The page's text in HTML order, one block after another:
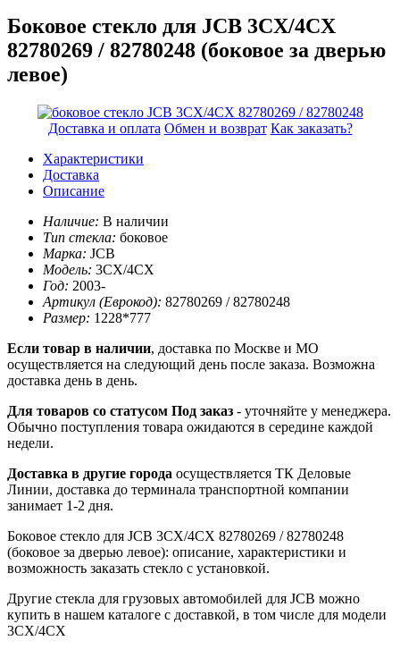
Боковое стекло для JCB 3CX/4CX
82780269 / 82780248 (боковое за дверью
левое)
Доставка и оплата Обмен и возврат Как заказать?
Характеристики
Доставка
Описание
Наличие: В наличии
Тип стекла: боковое
Марка: JCB
Модель: 3CX/4CX
Год: 2003-
Артикул (Еврокод): 82780269 / 82780248
Размер: 1228*777
Если товар в наличии, доставка по Москве и МО
осуществляется на следующий день после заказа. Возможна
доставка день в день.
Для товаров со статусом Под заказ - уточняйте у менеджера.
Обычно поступления товара ожидаются в середине каждой
недели.
Доставка в другие города осуществляется ТК Деловые
Линии, доставка до терминала транспортной компании
занимает 1-2 дня.
Боковое стекло для JCB 3CX/4CX 82780269 / 82780248
(боковое за дверью левое): описание, характеристики и
возможность заказать стекло с установкой.
Другие стекла для грузовых автомобилей для JCB можно
купить в нашем каталоге с доставкой, в том числе для модели
3CX/4CX